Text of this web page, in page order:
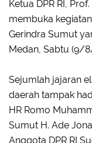
Ketua DPR RI,
membuka
Gerindra Sumut
Medan, Sabtu (9/
Sejumlah jajaran
daerah tampak
HR Romo
Sumut H. Ade
Anggota DPR